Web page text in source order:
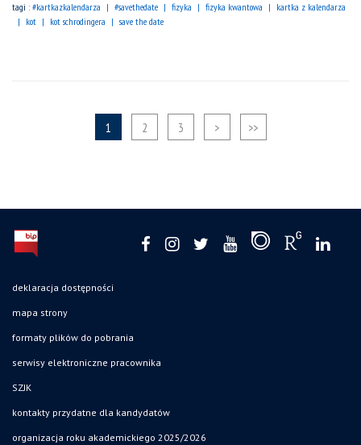
tagi : #kartkazkalendarza #savethedate fizyka fizyka kwantowa
kartka z kalendarza
kot
kot schrodingera save the date
1 2 3 > >>
deklaracja dostępności
mapa strony
formaty plików do pobrania
serwisy elektroniczne pracownika
SZJK
kontakty przydatne dla kandydatów
organizacja roku akademickiego 2025/2026